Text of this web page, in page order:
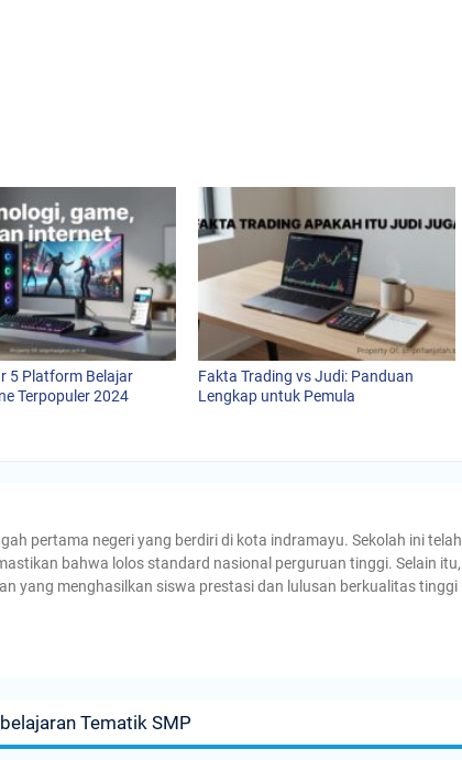
5 Platform Belajar
Terpopuler 2024
Fakta Trading vs Judi: Panduan
Lengkap untuk Pemula
pertama negeri yang berdiri di kota indramayu. Sekolah ini telah
bahwa lolos standard nasional perguruan tinggi. Selain itu,
yang menghasilkan siswa prestasi dan lulusan berkualitas tinggi
Tematik SMP